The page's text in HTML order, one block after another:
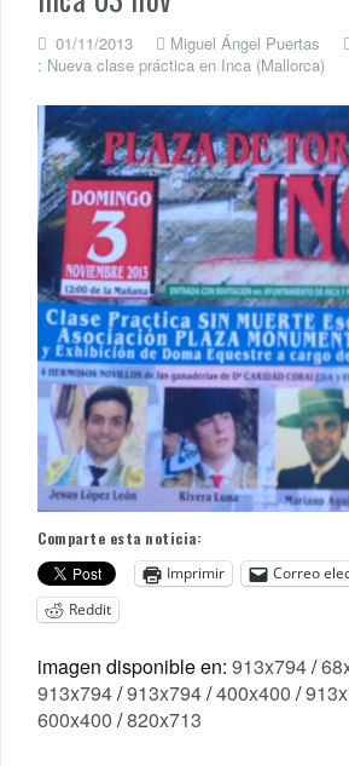
01/11/2013 Miguel Ángel Puertas
: Nueva clase práctica en Inca (Mallorca)
Comparte esta noticia:
Imprimir
Correo
Reddit
imagen disponible en: 913x794/
913x794/913x794/400x400 /
600x400 /820x713